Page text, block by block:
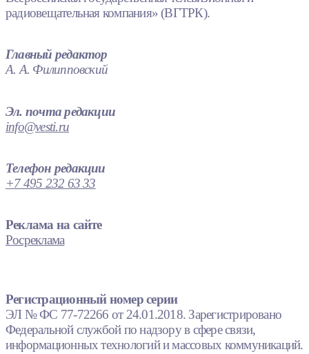
радиовещательная компания» (ВГТРК).
Главный редактор
А. А. Филипповский
Эл. почта редакции
info@vesti.ru
Телефон редакции
+7 495 232 63 33
Реклама на сайте
Росреклама
Регистрационный номер серии
ЭЛ № ФС 77-72266 от 24.01.2018. Зарегистрировано
Федеральной службой по надзору в сфере связи,
информационных технологий и массовых коммуникаций.